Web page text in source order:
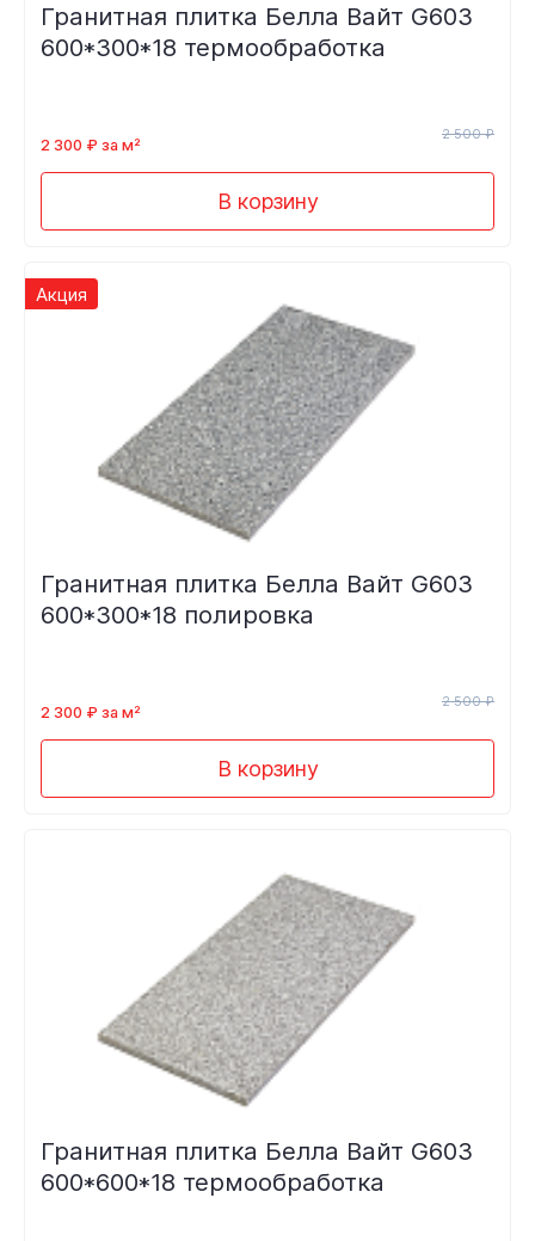
Гранитная плитка Белла Вайт G603
600*300*18 термообработка
2 300 ₽ за м²
2 500 ₽
В корзину
Акция
Гранитная плитка Белла Вайт G603
600*300*18 полировка
2 300 ₽ за м²
2 500 ₽
В корзину
Гранитная плитка Белла Вайт G603
600*600*18 термообработка